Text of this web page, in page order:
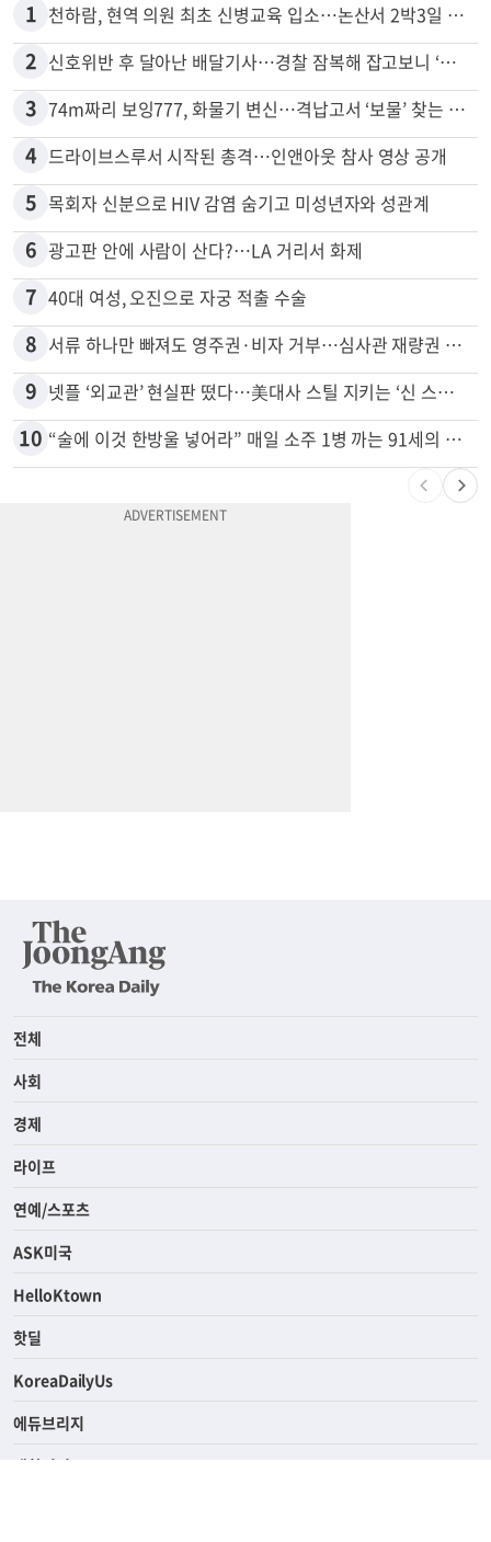
많이 본 뉴스
1 천하람, 현역 의원 최초 신병교육 입소…논산서 2박3일 생활
2 신호위반 후 달아난 배달기사…경찰 잠복해 잡고보니 ‘반전’
3
4 드라이브스루서 시작된 총격…인앤아웃 참사 영상 공개
5 목회자 신분으로 HIV 감염 숨기고 미성년자와 성관계
6 광고판 안에 사람이 산다?…LA 거리서 화제
7 40대 여성, 오진으로 자궁 적출 수술
8 서류 하나만 빠져도 영주권·비자 거부…심사관 재량권 대폭 확대
9 넷플 ‘외교관’ 현실판 떴다…美대사 스틸 지키는 ‘신 스틸러’
“술에 이것 한방울 넣어라” 매일 소주 1병 까는 91세의 철칙
전체
사회
경제
라이프
연예/스포츠
ASK미국
HelloKtown
핫딜
KoreaDailyUs